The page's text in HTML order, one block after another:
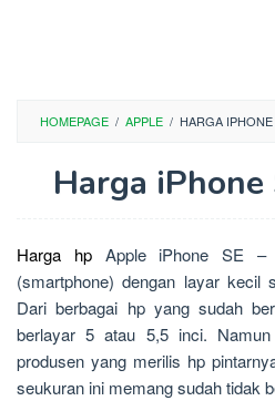
HOMEPAGE / APPLE / HARGA
Harga iPhone
Harga hpApple iPhone SE –
(smartphone) dengan layar kecil
Dari berbagai hp yang sudah
berlayar 5 atau 5,5 inci.
produsen yang merilis hp
seukuran ini memang sudah tidak